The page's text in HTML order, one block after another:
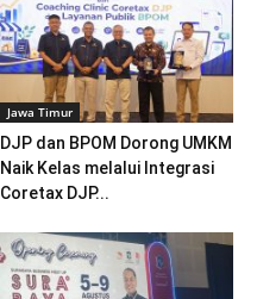
Jawa Timur
DJP dan BPOM Dorong UMKM
Naik Kelas melalui Integrasi
Coretax DJP...